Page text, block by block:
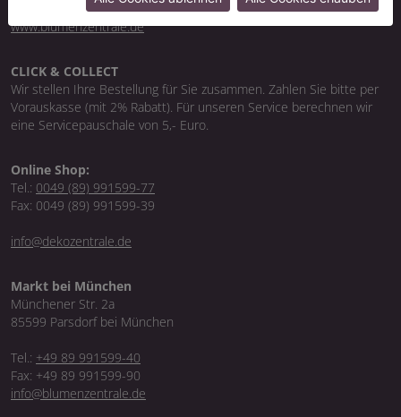
und Schnittblumen.
www.blumenzentrale.de
CLICK & COLLECT
Wir stellen Ihre Bestellung für Sie zusammen. Zahlen Sie bitte per
Vorauskasse (mit 2% Rabatt). Für unseren Service berechnen wir
eine Servicepauschale von 5,- Euro.
Online Shop:
Tel.: 0049 (89) 991599-77
Fax: 0049 (89) 991599-39
info@dekozentrale.de
Markt bei München
Münchener Str. 2a
85599 Parsdorf bei München
Tel.: +49 89 991599-40
Fax: +49 89 991599-90
info@blumenzentrale.de